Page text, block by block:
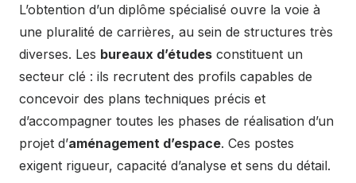
L’obtention d’un diplôme spécialisé ouvre la voie à
une pluralité de carrières, au sein de structures très
diverses. Les bureaux d’études constituent un
secteur clé : ils recrutent des profils capables de
concevoir des plans techniques précis et
d’accompagner toutes les phases de réalisation d’un
projet d’aménagement d’espace. Ces postes
exigent rigueur, capacité d’analyse et sens du détail.